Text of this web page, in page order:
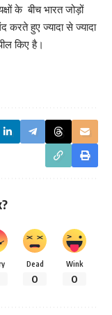
के बीच भारत जोड़ों
करते हुए ज्यादा से ज्यादा
किए है।
Dead
0
Wink
0